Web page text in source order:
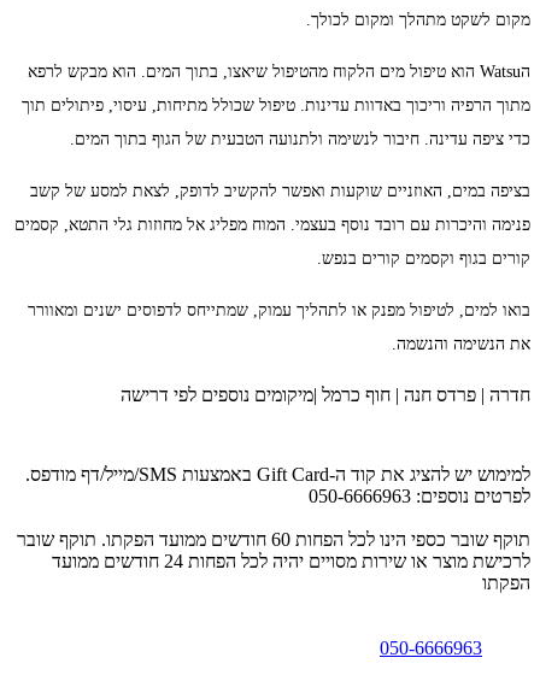
מקום לשקט מתהלך ומקום לכולך.
הWatsu הוא טיפול מים הלקוח מהטיפול שיאצו, בתוך המים. הוא מבקש לרפא
מתוך הרפיה וריכוך באדוות עדינות. טיפול שכולל מתיחות, עיסוי, פיתולים תוך
כדי ציפה עדינה. חיבור לנשימה ולתנועה הטבעית של הגוף בתוך המים.
בציפה במים, האוזניים שוקעות ואפשר להקשיב לדופק, לצאת למסע של קשב
פנימה והיכרות עם רובד נוסף בעצמי. המוח מפליג אל מחוזות גלי התטא, קסמים
קורים בגוף וקסמים קורים בנפש.
בואו למים, לטיפול מפנק או לתהליך עמוק, שמתייחס לדפוסים ישנים ומאוורר
את הנשימה והנשמה.
חדרה | פרדס חנה | חוף כרמל |מיקומים נוספים לפי דרישה
למימוש יש להציג את קוד ה-Gift Card באמצעות SMS/מייל/דף מודפס.
לפרטים נוספים: 050-6666963
תוקף שובר כספי הינו לכל הפחות 60 חודשים ממועד הפקתו. תוקף שובר
לרכישת מוצר או שירות מסויים יהיה לכל הפחות 24 חודשים ממועד
הפקתו
050-6666963